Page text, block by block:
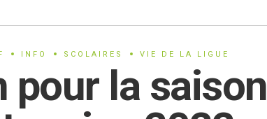
INFO SCOLAIRES VIE DE LA LIGUE
pour la saison